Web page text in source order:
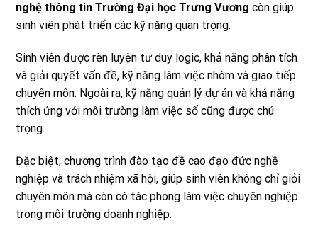
nghệ thông tin Trường Đại học Trưng Vương còn giúp
sinh viên phát triển các kỹ năng quan trọng.
Sinh viên được rèn luyện tư duy logic, khả năng phân tích
và giải quyết vấn đề, kỹ năng làm việc nhóm và giao tiếp
chuyên môn. Ngoài ra, kỹ năng quản lý dự án và khả năng
thích ứng với môi trường làm việc số cũng được chú
trọng.
Đặc biệt, chương trình đào tạo đề cao đạo đức nghề
nghiệp và trách nhiệm xã hội, giúp sinh viên không chỉ giỏi
chuyên môn mà còn có tác phong làm việc chuyên nghiệp
trong môi trường doanh nghiệp.